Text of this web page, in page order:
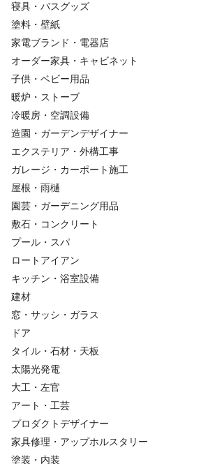
寝具・バスグッズ
塗料・壁紙
家電ブランド・電器店
オーダー家具・キャビネット
子供・ベビー用品
暖炉・ストーブ
冷暖房・空調設備
造園・ガーデンデザイナー
エクステリア・外構工事
ガレージ・カーポート施工
屋根・雨樋
園芸・ガーデニング用品
敷石・コンクリート
プール・スパ
ロートアイアン
キッチン・浴室設備
建材
窓・サッシ・ガラス
ドア
タイル・石材・天板
太陽光発電
大工・左官
アート・工芸
プロダクトデザイナー
家具修理・アップホルスタリー
塗装・内装